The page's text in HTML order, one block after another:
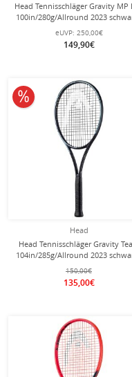
Head Tennisschläger Gravity MP
100in/280g/Allround 2023
unbesaitet -
eUVP: 250,00€
149,90€
Head
Head Tennisschläger Gravity
104in/285g/Allround 2023
unbesaitet -
150,00€
135,00€
10% reduziert